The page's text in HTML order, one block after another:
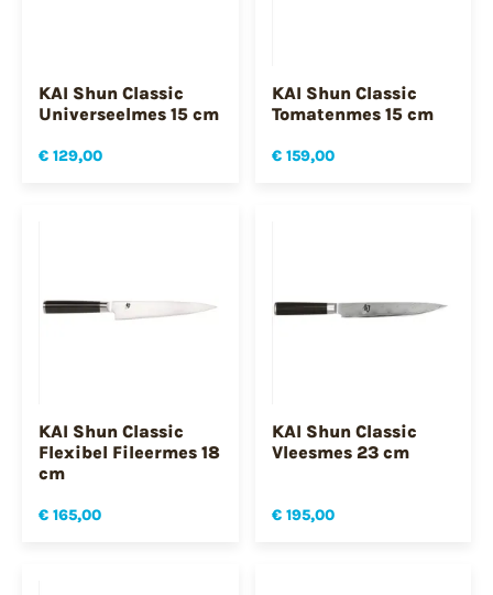
KAI Shun Classic
Universeelmes 15 cm
€ 129,00
KAI Shun Classic
Tomatenmes 15 cm
€ 159,00
KAI Shun Classic
Flexibel Fileermes 18
cm
€ 165,00
KAI Shun Classic
Vleesmes 23 cm
€ 195,00